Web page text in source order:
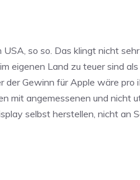
so so. Das klingt nicht
eigenen Land zu teuer sind
der Gewinn für Apple wäre
mit angemessenen und nicht
selbst herstellen, nicht